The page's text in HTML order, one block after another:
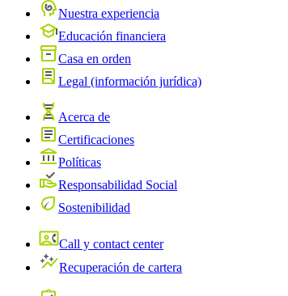
Nuestra experiencia
Educación financiera
Casa en orden
Legal (información jurídica)
Acerca de
Certificaciones
Políticas
Responsabilidad Social
Sostenibilidad
Call y contact center
Recuperación de cartera